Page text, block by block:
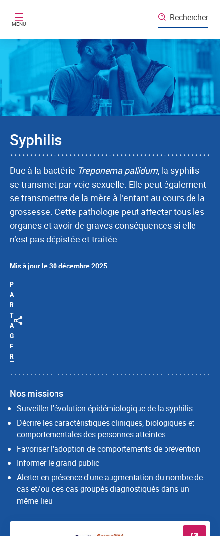
MENU
Rechercher
Syphilis
Due à la bactérie Treponema pallidum, la syphilis
se transmet par voie sexuelle. Elle peut également
se transmettre de la mère à l’enfant au cours de la
grossesse. Cette pathologie peut affecter tous les
organes et avoir de graves conséquences si elle
n’est pas dépistée et traitée.
Mis à jour le 30 décembre 2025
P
A
R
T
A
G
E
R
Nos missions
Surveiller l'évolution épidémiologique de la syphilis
Décrire les caractéristiques cliniques, biologiques et
comportementales des personnes atteintes
Favoriser l'adoption de comportements de prévention
Informer le grand public
Alerter en présence d'une augmentation du nombre de
cas et/ou des cas groupés diagnostiqués dans un
même lieu